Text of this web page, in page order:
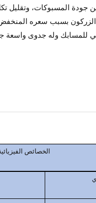
المسبوكات، وتقليل
بسبب سعره
للمسابك وله جدوى واسعة
الخصائص